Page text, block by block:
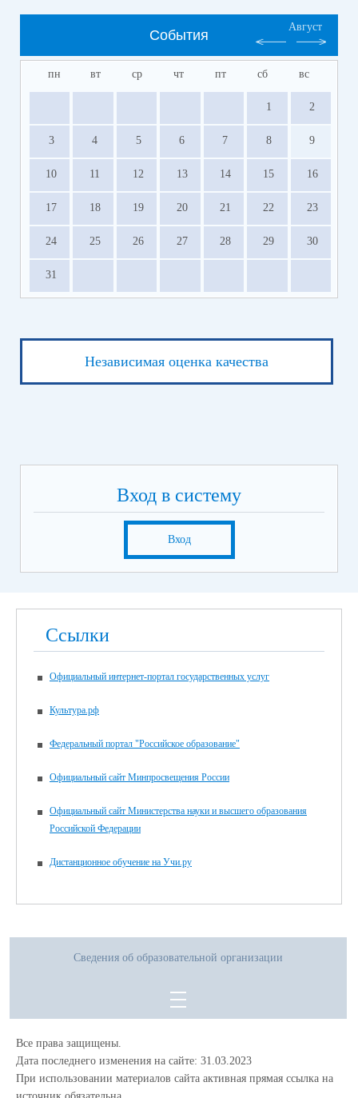
События
Август
пн вт ср чт пт сб вс
1 2
3 4 5 6 7 8 9
10 11 12 13 14 15 16
17 18 19 20 21 22 23
24 25 26 27 28 29 30
31
Независимая оценка качества
Вход в систему
Вход
Ссылки
Официальный интернет-портал государственных услуг
Культура.рф
Федеральный портал "Российское образование"
Официальный сайт Минпросвещения России
Официальный сайт Министерства науки и высшего образования
Российской Федерации
Дистанционное обучение на Учи.ру
Сведения об образовательной организации
Все права защищены.
Дата последнего изменения на сайте: 31.03.2023
При использовании материалов сайта активная прямая ссылка на